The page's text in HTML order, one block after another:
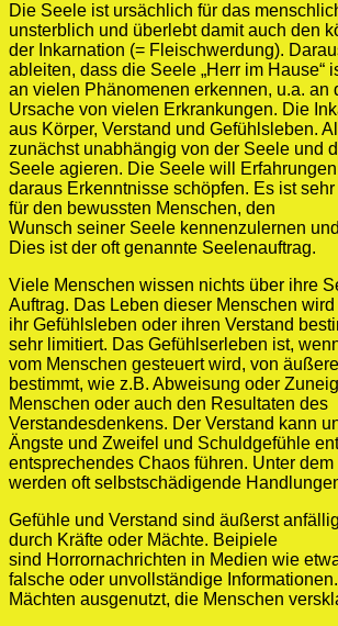
Die Seele ist ursächlich für das
unsterblich und überlebt damit auch den
der Inkarnation (= Fleischwerdung).
ableiten, dass die Seele „Herr im Hause“
an vielen Phänomenen erkennen, u.a. an
Ursache von vielen Erkrankungen. Die
aus Körper, Verstand und Gefühlsleben.
zunächst unabhängig von der Seele und
Seele agieren. Die Seele will
daraus Erkenntnisse schöpfen. Es ist
für den bewussten Menschen, den
Wunsch seiner Seele kennenzulernen
Dies ist der oft genannte Seelenauftrag.
Viele Menschen wissen nichts über ihre
Auftrag. Das Leben dieser Menschen
ihr Gefühlsleben oder ihren Verstand
sehr limitiert. Das Gefühlserleben ist,
vom Menschen gesteuert wird, von
bestimmt, wie z.B. Abweisung oder
Menschen oder auch den Resultaten des
Verstandesdenkens. Der Verstand kann
Ängste und Zweifel und Schuldgefühle
entsprechendes Chaos führen. Unter
werden oft selbstschädigende
Gefühle und Verstand sind äußerst
durch Kräfte oder Mächte. Beipiele
sind Horrornachrichten in Medien wie
falsche oder unvollständige
Mächten ausgenutzt, die Menschen